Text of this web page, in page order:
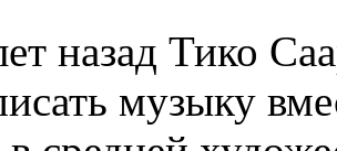
назад Тико
музыку